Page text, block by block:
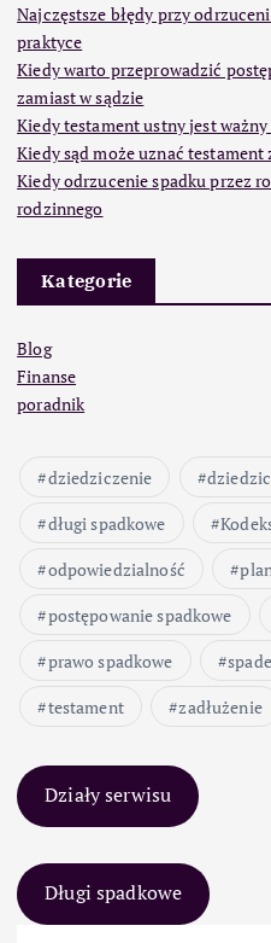
Najczęstsze błędy przy
praktyce
Kiedy warto przeprowadzić
zamiast w sądzie
Kiedy testament ustny jest
Kiedy sąd może uznać testament
Kiedy odrzucenie spadku przez
rodzinnego
Kategorie
Blog
Finanse
poradnik
dziedziczenie
długi spadkowe
odpowiedzialność
postępowanie spadkowe
prawo spadkowe
testament
zadłużenie
Działy serwisu
Długi spadkowe